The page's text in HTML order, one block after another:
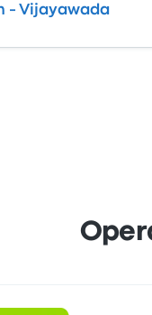
- Vijayawada